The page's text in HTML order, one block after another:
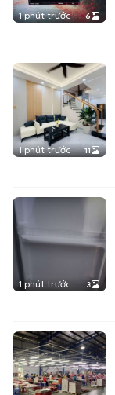
1 phút trước 6
1 phút trước 11
1 phút trước 3